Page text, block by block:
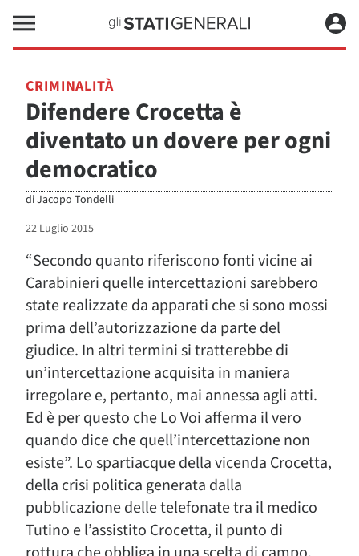
CRIMINALITÀ
Difendere Crocetta è
diventato un dovere per ogni
democratico
diJacopo Tondelli
22 Luglio 2015
“Secondo quanto riferiscono fonti vicine ai
Carabinieri quelle intercettazioni sarebbero
state realizzate da apparati che si sono mossi
prima dell’autorizzazione da parte del
giudice. In altri termini si tratterebbe di
un’intercettazione acquisita in maniera
irregolare e, pertanto, mai annessa agli atti.
Ed è per questo che Lo Voi afferma il vero
quando dice che quell’intercettazione non
esiste”. Lo spartiacque della vicenda Crocetta,
della crisi politica generata dalla
pubblicazione delle telefonate tra il medico
Tutino e l’assistito Crocetta, il punto di